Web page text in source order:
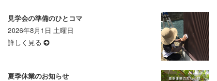
見学会の準備のひとコマ
2026年8月1日 土曜日
詳しく見る
夏季休業のお知らせ